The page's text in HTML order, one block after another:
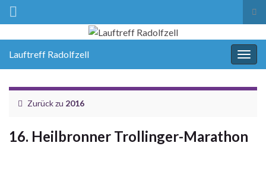
Lauftreff Radolfzell
Zurück zu 2016
16. Heilbronner Trollinger-Marathon